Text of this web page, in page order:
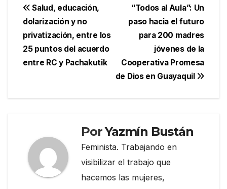
Navegación
de
entradas
“Todos al Aula”: Un
paso hacia el futuro
para 200 madres
jóvenes de la
Cooperativa Promesa
de Dios en Guayaquil
Salud, educación,
dolarización y no
privatización, entre los
25 puntos del acuerdo
entre RC y Pachakutik
PorYazmín Bustán
Feminista. Trabajando en
visibilizar el trabajo que
hacemos las mujeres,